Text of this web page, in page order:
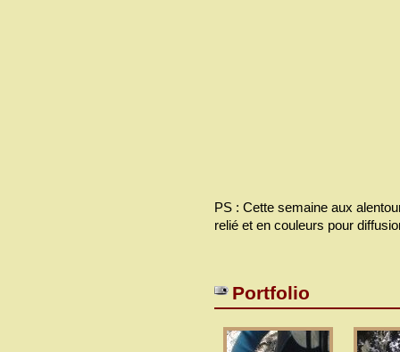
PS : Cette semaine aux
relié et en couleurs pour
Portfolio